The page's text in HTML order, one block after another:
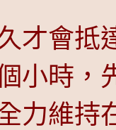
才會抵
小時，
力維持